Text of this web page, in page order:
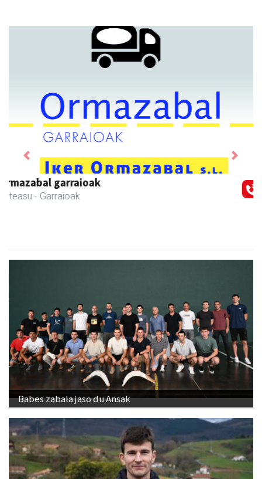
Arruti gozotegia
Andoain - Gozotegiak
Previous Next
Babes zabala jaso du Ansak